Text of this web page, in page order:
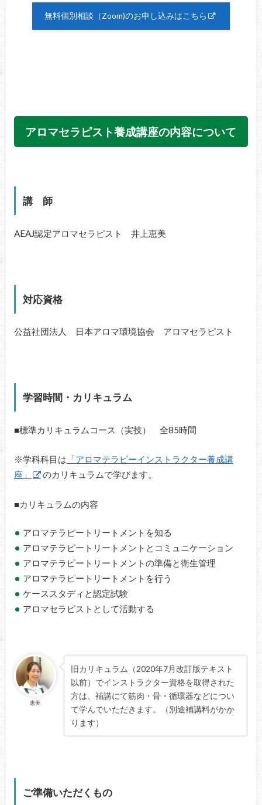
無料個別相談（Zoom)のお申し込みはこちら
アロマセラピスト養成講座の内容について
講 師
AEAJ認定アロマセラピスト 井上恵美
対応資格
公益社団法人 日本アロマ環境協会 アロマセラピスト
学習時間・カリキュラム
■標準カリキュラムコース（実技） 全85時間
※学科科目は 「アロマテラピーインストラクター養成講
座」
のカリキュラムで学びます。
■カリキュラムの内容
アロマテラピートリートメントを知る
アロマテラピートリートメントとコミュニケーション
アロマテラピートリートメントの準備と衛生管理
アロマテラピートリートメントを行う
ケーススタディと認定試験
アロマセラピストとして活動する
恵美
旧カリキュラム（2020年7月改訂版テキスト
以前）でインストラクター資格を取得された
方は、補講にて筋肉・骨・循環器などについ
て学んでいただきます。（別途補講料がかか
ります）
ご準備いただくもの